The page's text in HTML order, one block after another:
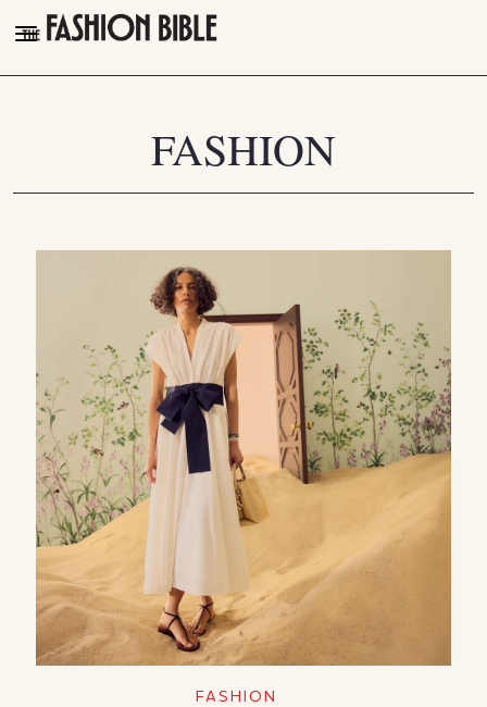
THE FASHION BIBLE
PLEASURES
FOLLOW
Facebook
Instagram
Youtube
TikTok
X(Twitter)
FASHION
FASHION